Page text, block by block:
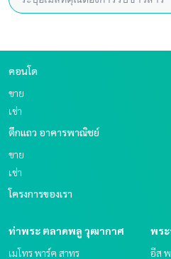
คอนโด
ขาย
เช่า
ตึกแถว อาคารพาณิชย์
ขาย
เช่า
โครงการของเรา
ท่าพระ ตลาดพลู วุฒากาศ
เมโทร พาร์ค สาทร
พระ
อีส พ